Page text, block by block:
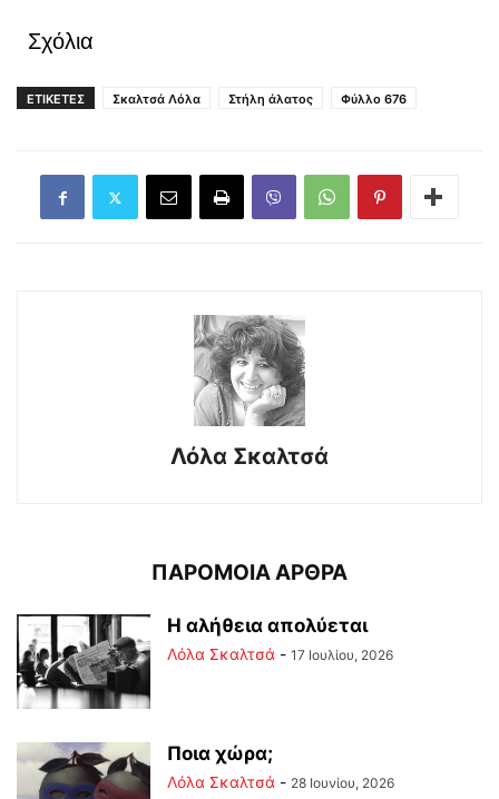
Σχόλια
ΕΤΙΚΕΤΕΣ Σκαλτσά Λόλα Στήλη άλατος Φύλλο 676
Λόλα Σκαλτσά
ΠΑΡΟΜΟΙΑ ΑΡΘΡΑ
Η αλήθεια απολύεται
Λόλα Σκαλτσά - 17 Ιουλίου, 2026
Ποια χώρα;
Λόλα Σκαλτσά - 28 Ιουνίου, 2026